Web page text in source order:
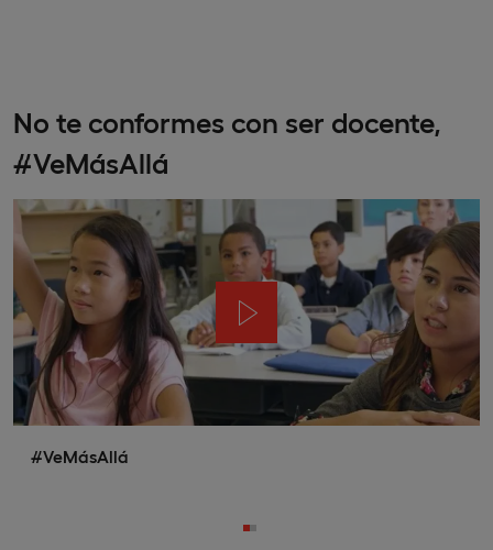
No te conformes con ser docente,
#VeMásAllá
#VeMásAllá